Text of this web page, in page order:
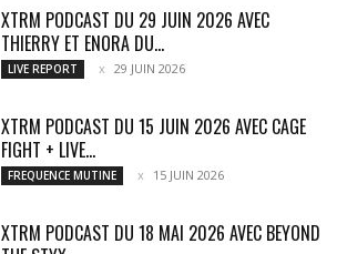
XTRM PODCAST DU 29 JUIN 2026 AVEC
THIERRY ET ENORA DU...
LIVE REPORT 29 JUIN 2026
XTRM PODCAST DU 15 JUIN 2026 AVEC CAGE
FIGHT + LIVE...
FREQUENCE MUTINE 15 JUIN 2026
XTRM PODCAST DU 18 MAI 2026 AVEC BEYOND